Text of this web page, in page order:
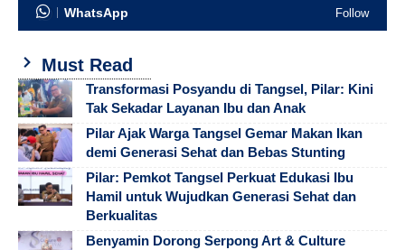
WhatsApp Follow
Must Read
Transformasi Posyandu di Tangsel, Pilar: Kini
Tak Sekadar Layanan Ibu dan Anak
Pilar Ajak Warga Tangsel Gemar Makan Ikan
demi Generasi Sehat dan Bebas Stunting
Pilar: Pemkot Tangsel Perkuat Edukasi Ibu
Hamil untuk Wujudkan Generasi Sehat dan
Berkualitas
Benyamin Dorong Serpong Art & Culture